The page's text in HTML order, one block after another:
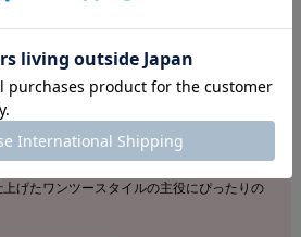
仕立てたオリジナルカットソー。スリット
力です。多彩で美しいモチーフアートが目
げたワンツースタイルの主役にぴったりの